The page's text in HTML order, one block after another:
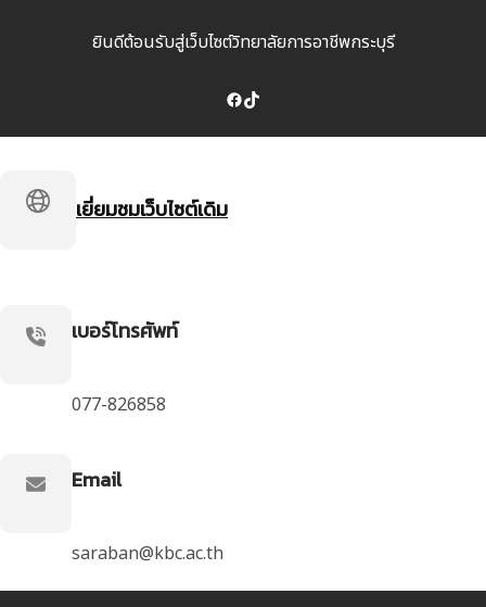
ยินดีต้อนรับสู่เว็บไซต์วิทยาลัยการอาชีพกระบุรี
Facebook TikTok
เยี่ยมชมเว็บไซต์เดิม
เบอร์โทรศัพท์
077-826858
Email
saraban@kbc.ac.th